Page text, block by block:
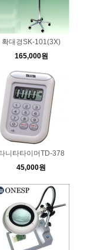
확대경SK-101(3X)
165,000원
니타타이머TD-378
45,000원